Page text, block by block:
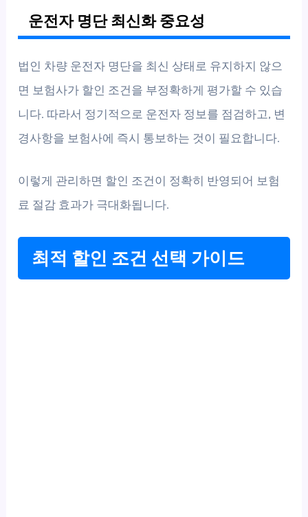
운전자 명단 최신화 중요성
법인 차량 운전자 명단을 최신 상태로 유지하지 않으
면 보험사가 할인 조건을 부정확하게 평가할 수 있습
니다. 따라서 정기적으로 운전자 정보를 점검하고, 변
경사항을 보험사에 즉시 통보하는 것이 필요합니다.
이렇게 관리하면 할인 조건이 정확히 반영되어 보험
료 절감 효과가 극대화됩니다.
최적 할인 조건 선택 가이드